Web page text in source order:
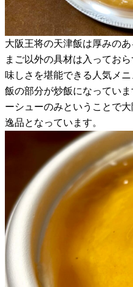
大阪王将の天津飯は厚みの
まご以外の具材は入ってお
味しさを堪能できる人気メ
飯の部分が炒飯になってい
ーシューのみということで
逸品となっています。